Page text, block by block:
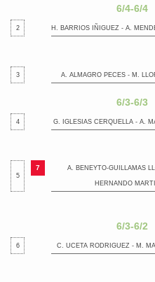
6/4-6/4
2 H. BARRIOS IÑIGUEZ - A.
3 A. ALMAGRO PECES - M.
6/3-6/3
4 G. IGLESIAS CERQUELLA - A.
5
7 A. BENEYTO-GUILLAMAS
HERNANDO
6/3-6/2
6 C. UCETA RODRIGUEZ - M.